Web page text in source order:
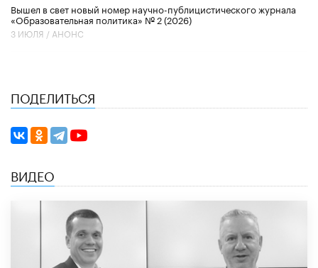
Вышел в свет новый номер научно-публицистического журнала
«Образовательная политика» № 2 (2026)
3 ИЮЛЯ / АНОНС
ПОДЕЛИТЬСЯ
ВИДЕО